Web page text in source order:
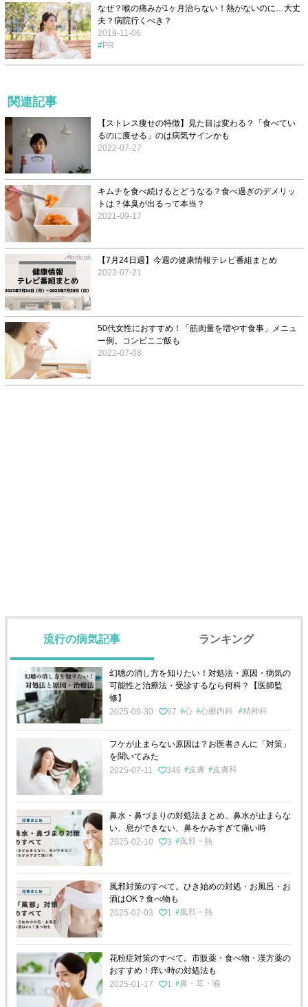
なぜ？喉の痛みが1ヶ月治らない！熱がないのに…大丈
夫？病院行くべき？
2019-11-06
PR
関連記事
【ストレス痩せの特徴】見た目は変わる？「食べてい
るのに痩せる」のは病気サインかも
2022-07-27
キムチを食べ続けるとどうなる？食べ過ぎのデメリッ
トは？体臭が出るって本当？
2021-09-17
【7月24日週】今週の健康情報テレビ番組まとめ
2023-07-21
50代女性におすすめ！「筋肉量を増やす食事」メニュ
ー例。コンビニご飯も
2022-07-08
流行の病気記事 ランキング
幻聴の消し方を知りたい！対処法・原因・病気の
可能性と治療法・受診するなら何科？【医師監
修】
2025-09-30
97 心 心療内科 精神科
フケが止まらない原因は？お医者さんに「対策」
を聞いてみた
2025-07-11
346 皮膚 皮膚科
鼻水・鼻づまりの対処法まとめ。鼻水が止まらな
い、息ができない、鼻をかみすぎて痛い時
2025-02-10
3 風邪・熱
風邪対策のすべて。ひき始めの対処・お風呂・お
酒はOK？食べ物も
2025-02-03
1 風邪・熱
花粉症対策のすべて。市販薬・食べ物・漢方薬の
おすすめ！痒い時の対処法も
2025-01-17
1 鼻・耳・喉